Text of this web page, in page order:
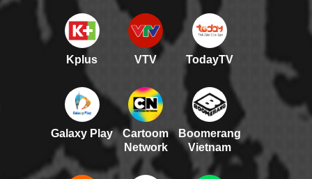
Kplus VTV TodayTV
Galaxy Play
Cartoom
Network
Boomerang
Vietnam